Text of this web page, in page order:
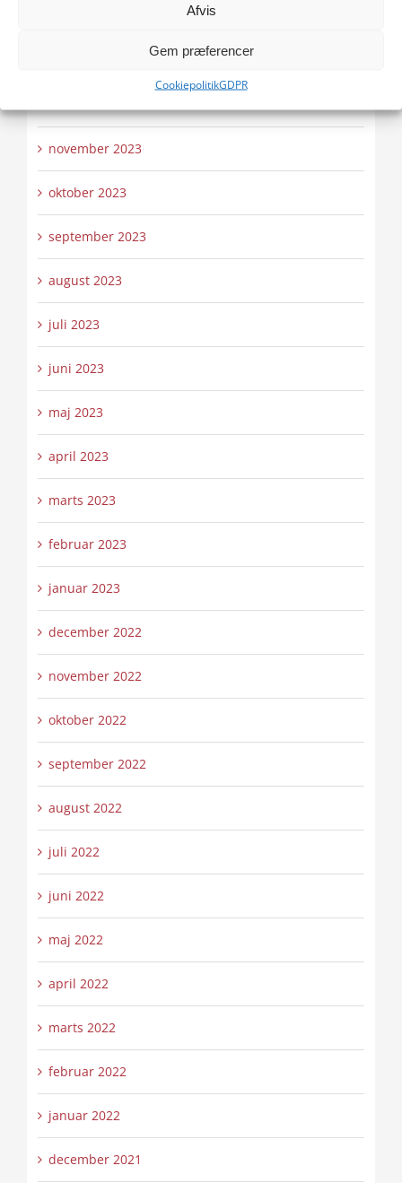
Afvis
Gem præferencer
CookiepolitikGDPR
november 2023
oktober 2023
september 2023
august 2023
juli 2023
juni 2023
maj 2023
april 2023
marts 2023
februar 2023
januar 2023
december 2022
november 2022
oktober 2022
september 2022
august 2022
juli 2022
juni 2022
maj 2022
april 2022
marts 2022
februar 2022
januar 2022
december 2021